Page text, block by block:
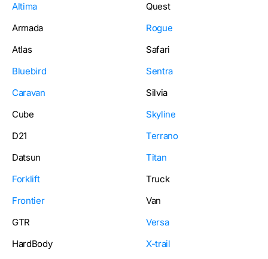
Altima
Armada
Atlas
Bluebird
Caravan
Cube
D21
Datsun
Forklift
Frontier
GTR
HardBody
Quest
Rogue
Safari
Sentra
Silvia
Skyline
Terrano
Titan
Truck
Van
Versa
X-trail